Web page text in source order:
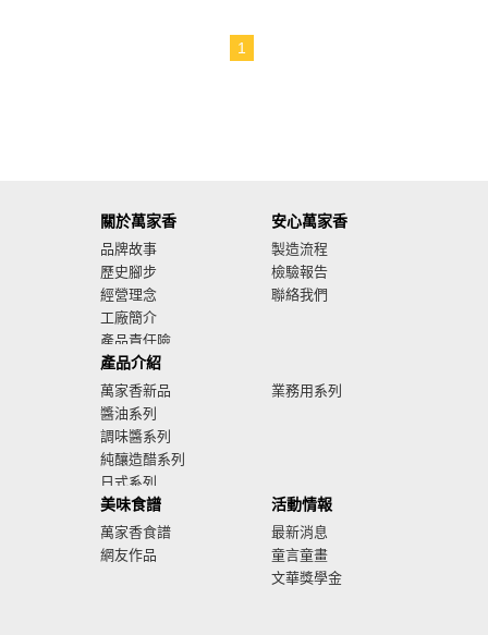
1
關於萬家香
品牌故事
歷史腳步
經營理念
工廠簡介
產品責任險
廣告影音
產品介紹
萬家香新品
醬油系列
調味醬系列
純釀造醋系列
日式系列
業務用系列
美味食譜
萬家香食譜
網友作品
安心萬家香
製造流程
檢驗報告
聯絡我們
活動情報
最新消息
童言童畫
文華獎學金